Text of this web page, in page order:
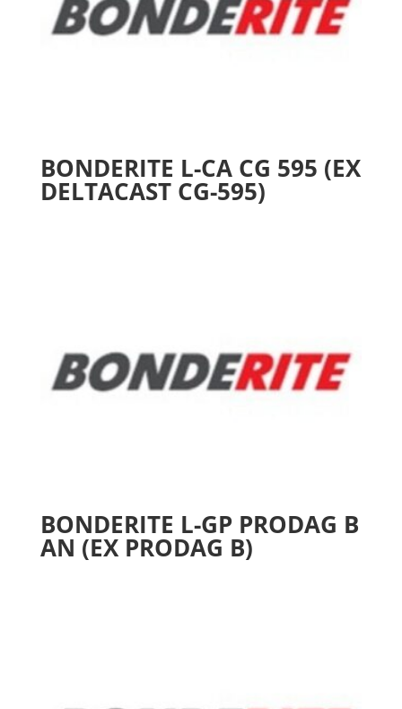
BONDERITE L-CA CG 595 (EX
DELTACAST CG-595)
BONDERITE L-GP PRODAG B
AN (EX PRODAG B)